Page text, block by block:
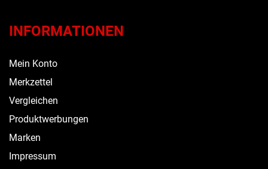
INFORMATIONEN
Mein Konto
Merkzettel
Vergleichen
Produktwerbungen
Marken
Impressum